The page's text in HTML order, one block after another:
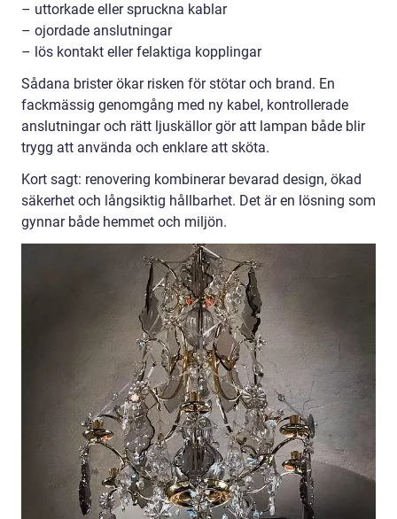
– uttorkade eller spruckna kablar
– ojordade anslutningar
– lös kontakt eller felaktiga kopplingar
Sådana brister ökar risken för stötar och brand. En
fackmässig genomgång med ny kabel, kontrollerade
anslutningar och rätt ljuskällor gör att lampan både blir
trygg att använda och enklare att sköta.
Kort sagt: renovering kombinerar bevarad design, ökad
säkerhet och långsiktig hållbarhet. Det är en lösning som
gynnar både hemmet och miljön.